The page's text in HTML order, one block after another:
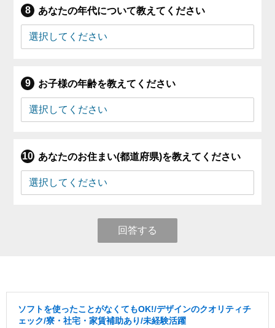
あなたの年代について教えてください
お子様の年齢を教えてください
あなたのお住まい(都道府県)を教えてください
回答する
ソフトを使ったことがなくてもOK!/デザインのクオリティチ
ェック/寮・社宅・家賃補助あり/未経験活躍